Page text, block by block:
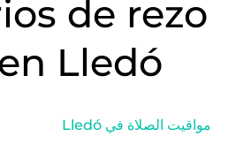
de rezo
Lledó
Lledó مواقيت الصلاة في